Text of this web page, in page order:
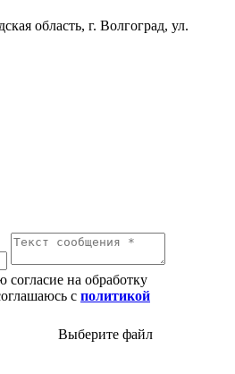
область, г. Волгоград, ул.
на обработку
с политикой
Выберите файл